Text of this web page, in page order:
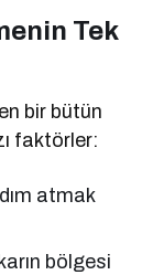
Tek
bir bütün
faktörler:
atmak
bölgesi